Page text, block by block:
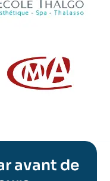
avant de